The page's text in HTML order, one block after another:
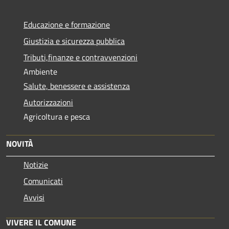
Educazione e formazione
Giustizia e sicurezza pubblica
Tributi,finanze e contravvenzioni
Ambiente
Salute, benessere e assistenza
Autorizzazioni
Agricoltura e pesca
NOVITÀ
Notizie
Comunicati
Avvisi
VIVERE IL COMUNE